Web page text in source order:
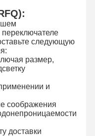
переключателе
следующую
размер,
и
соображения
доставки